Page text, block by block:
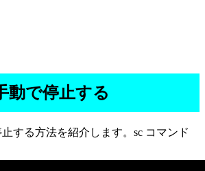
動で停止する
する方法を紹介します。sc コマンド